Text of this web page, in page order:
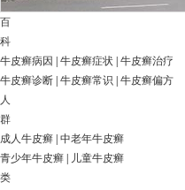
百
科
牛皮癣病因
牛皮癣症状 牛皮癣治疗
牛皮癣诊断 牛皮癣常识
牛皮癣偏方
人
群
成人牛皮癣 中老年牛皮癣
青少年牛皮癣
儿童牛皮癣
类